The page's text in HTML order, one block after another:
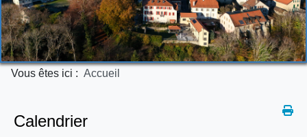
Vous êtes ici : Accueil
Calendrier